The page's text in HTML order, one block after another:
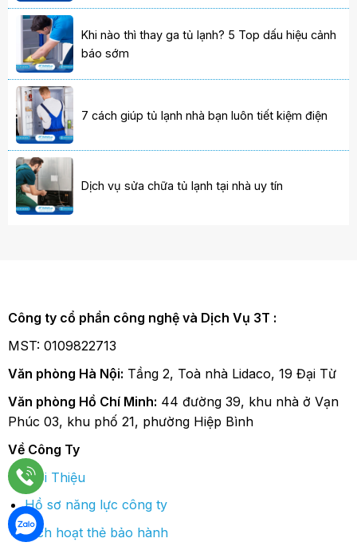
Khi nào thì thay ga tủ lạnh? 5 Top dấu hiệu cảnh
báo sớm
7 cách giúp tủ lạnh nhà bạn luôn tiết kiệm điện
Dịch vụ sửa chữa tủ lạnh tại nhà uy tín
Công ty cổ phần công nghệ và Dịch Vụ 3T :
MST: 0109822713
Văn phòng Hà Nội: Tầng 2, Toà nhà Lidaco, 19 Đại Từ
Văn phòng Hồ Chí Minh: 44 đường 39, khu nhà ở Vạn
Phúc 03, khu phố 21, phường Hiệp Bình
Về Công Ty
Giới Thiệu
Hồ sơ năng lực công ty
Kích hoạt thẻ bảo hành